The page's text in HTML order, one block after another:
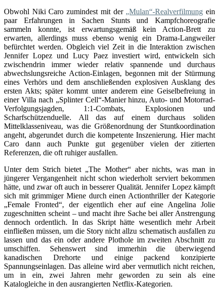
Obwohl Niki Caro zumindest mit der „Mulan“-Realverfilmung ein
paar Erfahrungen in Sachen Stunts und Kampfchoreografie
sammeln konnte, ist erwartungsgemäß kein Action-Brett zu
erwarten, allerdings muss ebenso wenig ein Drama-Langweiler
befürchtet werden. Obgleich viel Zeit in die Interaktion zwischen
Jennifer Lopez und Lucy Paez investiert wird, entwickeln sich
zwischendrin immer wieder relativ spannende und durchaus
abwechslungsreiche Action-Einlagen, begonnen mit der Stürmung
eines Verhörs und dem anschließenden explosiven Ausklang des
ersten Akts; später kommt unter anderem eine Geiselbefreiung in
einer Villa nach „Splinter Cell“-Manier hinzu, Auto- und Motorrad-
Verfolgungsjagden, 1:1-Combats, Explosionen und
Scharfschützenduelle. All das auf einem durchaus soliden
Mittelklasseniveau, was die Größenordnung der Stuntkoordination
angeht, abgerundet durch die kompetente Inszenierung. Hier macht
Caro dann auch Punkte gut gegenüber vielen der zitierten
Referenzen, die oft ruhiger ausfallen.
Unter dem Strich bietet „The Mother“ aber nichts, was man in
jüngerer Vergangenheit nicht schon wiederholt serviert bekommen
hätte, und zwar oft auch in besserer Qualität. Jennifer Lopez kämpft
sich mit grimmiger Miene durch einen Actionthriller der Kategorie
„Female Fronted“, der eigentlich eher auf eine Angelina Jolie
zugeschnitten scheint – und macht ihre Sache bei aller Anstrengung
dennoch ordentlich. In das Skript hätte wesentlich mehr Arbeit
einfließen müssen, um die Story nicht allzu schematisch ausfallen zu
lassen und das ein oder andere Plothole im zweiten Abschnitt zu
umschiffen. Sehenswert sind immerhin die überwiegend
kanadischen Drehorte und einige packend konzipierte
Spannungseinlagen. Das alleine wird aber vermutlich nicht reichen,
um in ein, zwei Jahren mehr geworden zu sein als eine
Katalogleiche in den ausrangierten Netflix-Kategorien.